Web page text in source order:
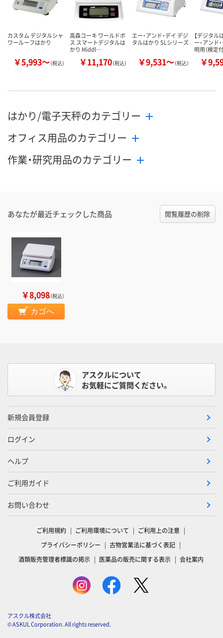
カスタム デジタルシャ
ワールーフはかり
￥5,993～（税込）
高森コーキ ワールドボ
ス スマートデジタルは
かり Middl…
￥11,170（税込）
エー・アンド・デイ デジ
タルはかり SLシリーズ
￥9,531～（税込）
【デジタル
ー・アンド
明用（検定
￥
はかり/電子天秤のカテゴリー
オフィス用品のカテゴリー
作業・研究用品のカテゴリー
あなたが最近チェックした商品 閲覧履歴の削除
￥8,098（税込）
カゴへ
アスクルについて
お気軽にご質問ください。
新規会員登録
ログイン
ヘルプ
ご利用ガイド
お問い合わせ
ご利用規約 ご利用環境について
ご利用上の注意
プライバシーポリシー
古物営業法に基づく表記
酒類販売管理者標識の掲示
医薬品の販売に関する表示 会社案内
アスクル株式会社
© ASKUL Corporation. All rights reserved.